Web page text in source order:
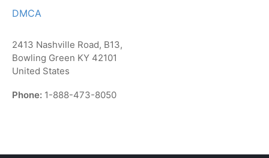
DMCA
2413 Nashville Road, B13,
Bowling Green KY 42101
United States
Phone: 1-888-473-8050